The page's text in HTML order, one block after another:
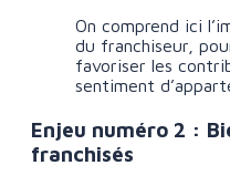
On comprend ici
du franchiseur,
favoriser les
sentiment
Enjeu numéro 2 :
franchisés